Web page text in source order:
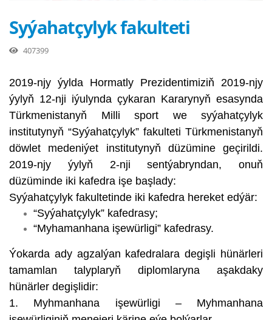
Syýahatçylyk fakulteti
407399
2019-njy ýylda Hormatly Prezidentimiziň 2019-njy
ýylyň 12-nji iýulynda çykaran Kararynyň esasynda
Türkmenistanyň Milli sport we syýahatçylyk
institutynyň “Syýahatçylyk” fakulteti Türkmenistanyň
döwlet medeniýet institutynyň düzümine geçirildi.
2019-njy ýylyň 2-nji sentýabryndan, onuň
düzüminde iki kafedra işe başlady:
Syýahatçylyk fakultetinde iki kafedra hereket edýär:
“Syýahatçylyk” kafedrasy;
“Myhamanhana işewürligi” kafedrasy.
Ýokarda ady agzalýan kafedralara degişli hünärleri
tamamlan talyplaryň diplomlaryna aşakdaky
hünärler degişlidir:
1. Myhmanhana işewürligi – Myhmanhana